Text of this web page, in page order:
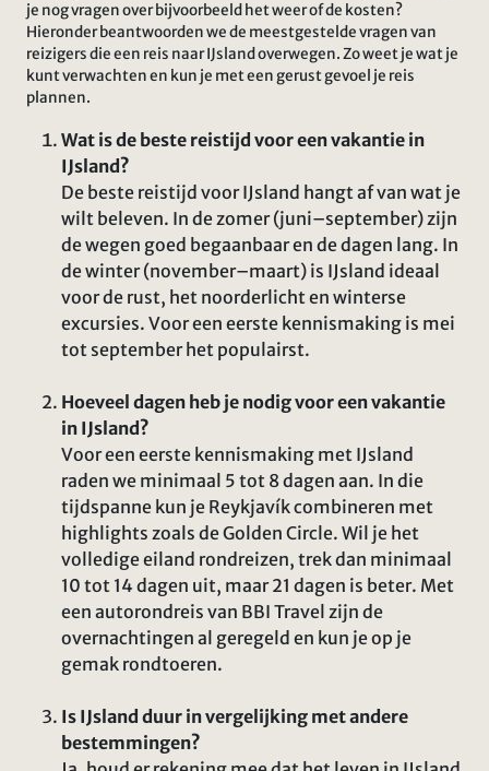
je nog vragen over bijvoorbeeld het weer of de kosten?
Hieronder beantwoorden we de meestgestelde vragen van
reizigers die een reis naar IJsland overwegen. Zo weet je wat je
kunt verwachten en kun je met een gerust gevoel je reis
plannen.
Wat is de beste reistijd voor een vakantie in
IJsland?
De beste reistijd voor IJsland hangt af van wat je
wilt beleven. In de zomer (juni–september) zijn
de wegen goed begaanbaar en de dagen lang. In
de winter (november–maart) is IJsland ideaal
voor de rust, het noorderlicht en winterse
excursies. Voor een eerste kennismaking is mei
tot september het populairst.
Hoeveel dagen heb je nodig voor een vakantie
in IJsland?
Voor een eerste kennismaking met IJsland
raden we minimaal 5 tot 8 dagen aan. In die
tijdspanne kun je Reykjavík combineren met
highlights zoals de Golden Circle. Wil je het
volledige eiland rondreizen, trek dan minimaal
10 tot 14 dagen uit, maar 21 dagen is beter. Met
een autorondreis van BBI Travel zijn de
overnachtingen al geregeld en kun je op je
gemak rondtoeren.
Is IJsland duur in vergelijking met andere
bestemmingen?